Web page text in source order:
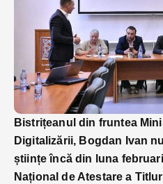
Bistrițeanul din fruntea
Digitalizării, Bogdan Ivan
științe încă din luna
Național de Atestare a